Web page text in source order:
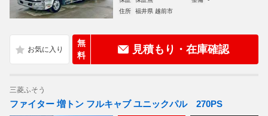
住所
福井県 越前市
無
料
見積もり・在庫確認
三菱ふそう
ファイター 増トン フルキャブ ユニックパル 270PS